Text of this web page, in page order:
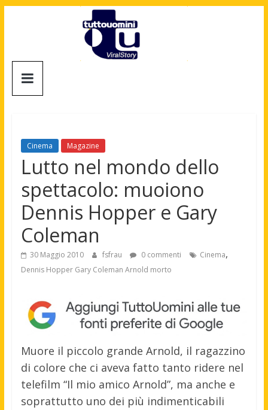
Tuttouomini
Motori,
gay
news
moda
maschile
Cinema Magazine
Lutto nel mondo dello
spettacolo: muoiono
Dennis Hopper e Gary
Coleman
30 Maggio 2010 fsfrau 0 commenti Cinema,
Dennis Hopper Gary Coleman Arnold morto
Muore il piccolo grande Arnold, il ragazzino
di colore che ci aveva fatto tanto ridere nel
telefilm “Il mio amico Arnold”, ma anche e
soprattutto uno dei più indimenticabili